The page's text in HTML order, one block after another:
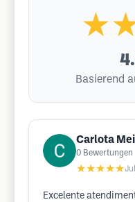
Basierend
Carlota
0 Bewertungen
★★★★★
Excelente